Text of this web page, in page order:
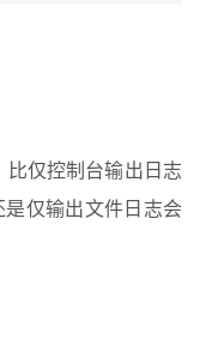
比仅控制台输出日志
仅输出文件日志会